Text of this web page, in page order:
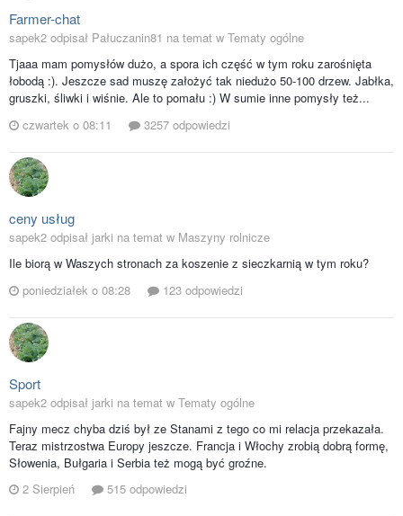
Farmer-chat
sapek2 odpisał Pałuczanin81 na temat w Tematy ogólne
Tjaaa mam pomysłów dużo, a spora ich część w tym roku zarośnięta
łobodą :). Jeszcze sad muszę założyć tak niedużo 50-100 drzew. Jabłka,
gruszki, śliwki i wiśnie. Ale to pomału :) W sumie inne pomysły też...
czwartek o 08:11
3257 odpowiedzi
ceny usług
sapek2 odpisał jarki na temat w Maszyny rolnicze
Ile biorą w Waszych stronach za koszenie z sieczkarnią w tym roku?
poniedziałek o 08:28
123 odpowiedzi
Sport
sapek2 odpisał jarki na temat w Tematy ogólne
Fajny mecz chyba dziś był ze Stanami z tego co mi relacja przekazała.
Teraz mistrzostwa Europy jeszcze. Francja i Włochy zrobią dobrą formę,
Słowenia, Bułgaria i Serbia też mogą być groźne.
2 Sierpień
515 odpowiedzi